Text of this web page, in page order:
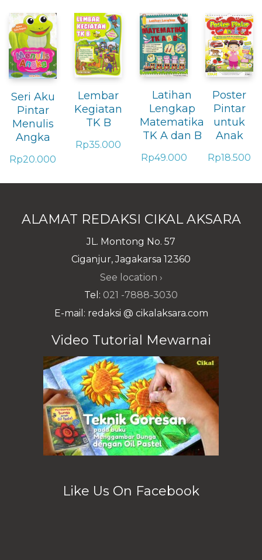
Seri Aku
Pintar
Menulis
Angka
Rp20.000
Lembar
Kegiatan
TK B
Rp35.000
Latihan
Lengkap
Matematika
TK A dan B
Rp49.000
Poster
Pintar
untuk
Anak
Rp18.500
ALAMAT REDAKSI CIKAL AKSARA
JL. Montong No. 57
Ciganjur, Jagakarsa 12360
See location ›
Tel: 021 -7888-3030
E-mail: redaksi @ cikalaksara.com
Video Tutorial Mewarnai
Like Us On Facebook